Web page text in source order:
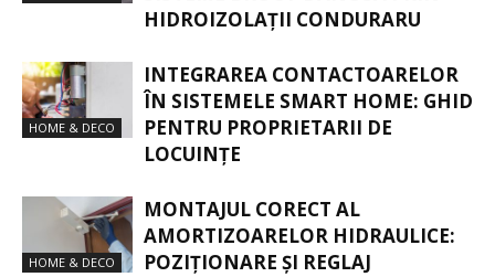
HIDROIZOLAȚII CONDURARU
HOME & DECO
INTEGRAREA CONTACTOARELOR
ÎN SISTEMELE SMART HOME: GHID
PENTRU PROPRIETARII DE
LOCUINȚE
HOME & DECO
MONTAJUL CORECT AL
AMORTIZOARELOR HIDRAULICE:
POZIȚIONARE ȘI REGLAJ